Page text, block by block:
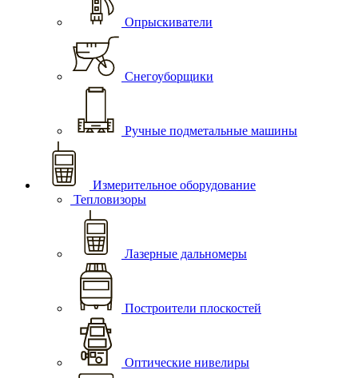
Опрыскиватели
Снегоуборщики
Ручные подметальные машины
Измерительное оборудование
Тепловизоры
Лазерные дальномеры
Построители плоскостей
Оптические нивелиры